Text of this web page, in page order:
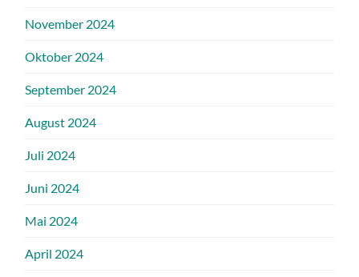
November 2024
Oktober 2024
September 2024
August 2024
Juli 2024
Juni 2024
Mai 2024
April 2024